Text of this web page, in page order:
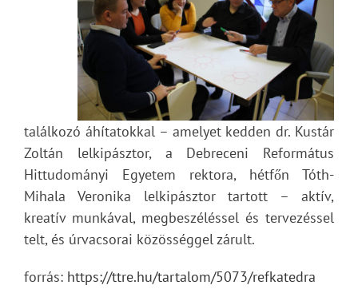
találkozó áhítatokkal – amelyet kedden dr. Kustár
Zoltán lelkipásztor, a Debreceni Református
Hittudományi Egyetem rektora, hétfőn Tóth-
Mihala Veronika lelkipásztor tartott – aktív,
kreatív munkával, megbeszéléssel és tervezéssel
telt, és úrvacsorai közösséggel zárult.
forrás: https://ttre.hu/tartalom/5073/refkatedra